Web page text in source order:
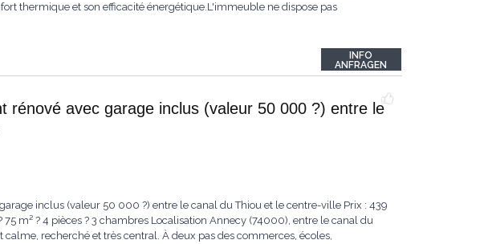
thermique et son efficacité énergétique.L'immeuble ne dispose pas
INFO
ANFRAGEN
rénové avec garage inclus (valeur 50 000 ?) entre le
inclus (valeur 50 000 ?) entre le canal du Thiou et le centre-ville Prix : 439
75 m² ? 4 pièces ? 3 chambres Localisation Annecy (74000), entre le canal du
recherché et très central. À deux pas des commerces, écoles,